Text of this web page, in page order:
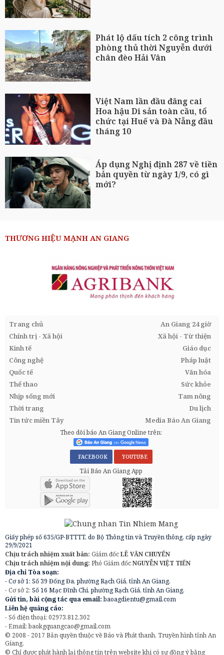
Phát lộ dấu tích 2 công trình
phòng thủ thời Nguyễn dưới
chân đèo Hải Vân
Việt Nam lần đầu đăng cai
Hoa hậu Di sản toàn cầu, tổ
chức tại Huế và Đà Nẵng đầu
tháng 10
Áp dụng Nghị định 287 về tiền
bản quyền từ ngày 1/9, có gì
mới?
THƯƠNG HIỆU MẠNH AN GIANG
Trang chủ
An Giang 24 giờ
Chính trị - Xã hội
Xã hội - Từ thiện
Kinh tế
Giáo dục
Công nghệ
Pháp luật
Quốc tế
Văn hóa
Thể thao
Sức khỏe
Nhịp sống mới
Tam nông
Thời trang
Du lịch
Tin tức miền Tây
Media Báo An Giang
Theo dõi báo An Giang Online trên:
FACEBOOK YOUTUBE
Tải Báo An Giang App
Giấy phép số 635/GP-BTTTT, do Bộ Thông tin và Truyền thông, cấp ngày
29/9/2021
Chịu trách nhiệm xuất bản: Giám đốcLÊ VĂN CHUYỂN
Chịu trách nhiệm nội dung: Phó Giám đốcNGUYỄN VIỆT TIẾN
Địa chỉ Tòa soạn:
- Cơ sở 1: Số 39 Đống Đa, phường Rạch Giá, tỉnh An Giang.
- Cơ sở 2: Số 16 Mạc Đĩnh Chi, phường Rạch Giá, tỉnh An Giang.
Gửi tin, bài cộng tác qua email:baoagdientu@gmail.com
Liên hệ quảng cáo:
- Số điện thoại: 02973.812.302
- Email:baokgquangcao@gmail.com
© 2008 - 2017 Bản quyền thuộc về Báo và Phát thanh, Truyền hình tỉnh An
Giang.
© Chỉ được phát hành lại thông tin trên website khi có sự đồng ý bằng